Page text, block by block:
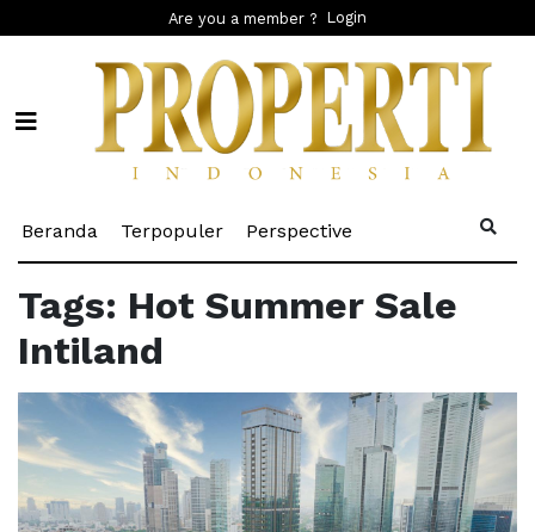
Are you a member ? Login
Beranda (current)
Terpopuler(current)
Perspective
Tags: Hot Summer Sale
Intiland